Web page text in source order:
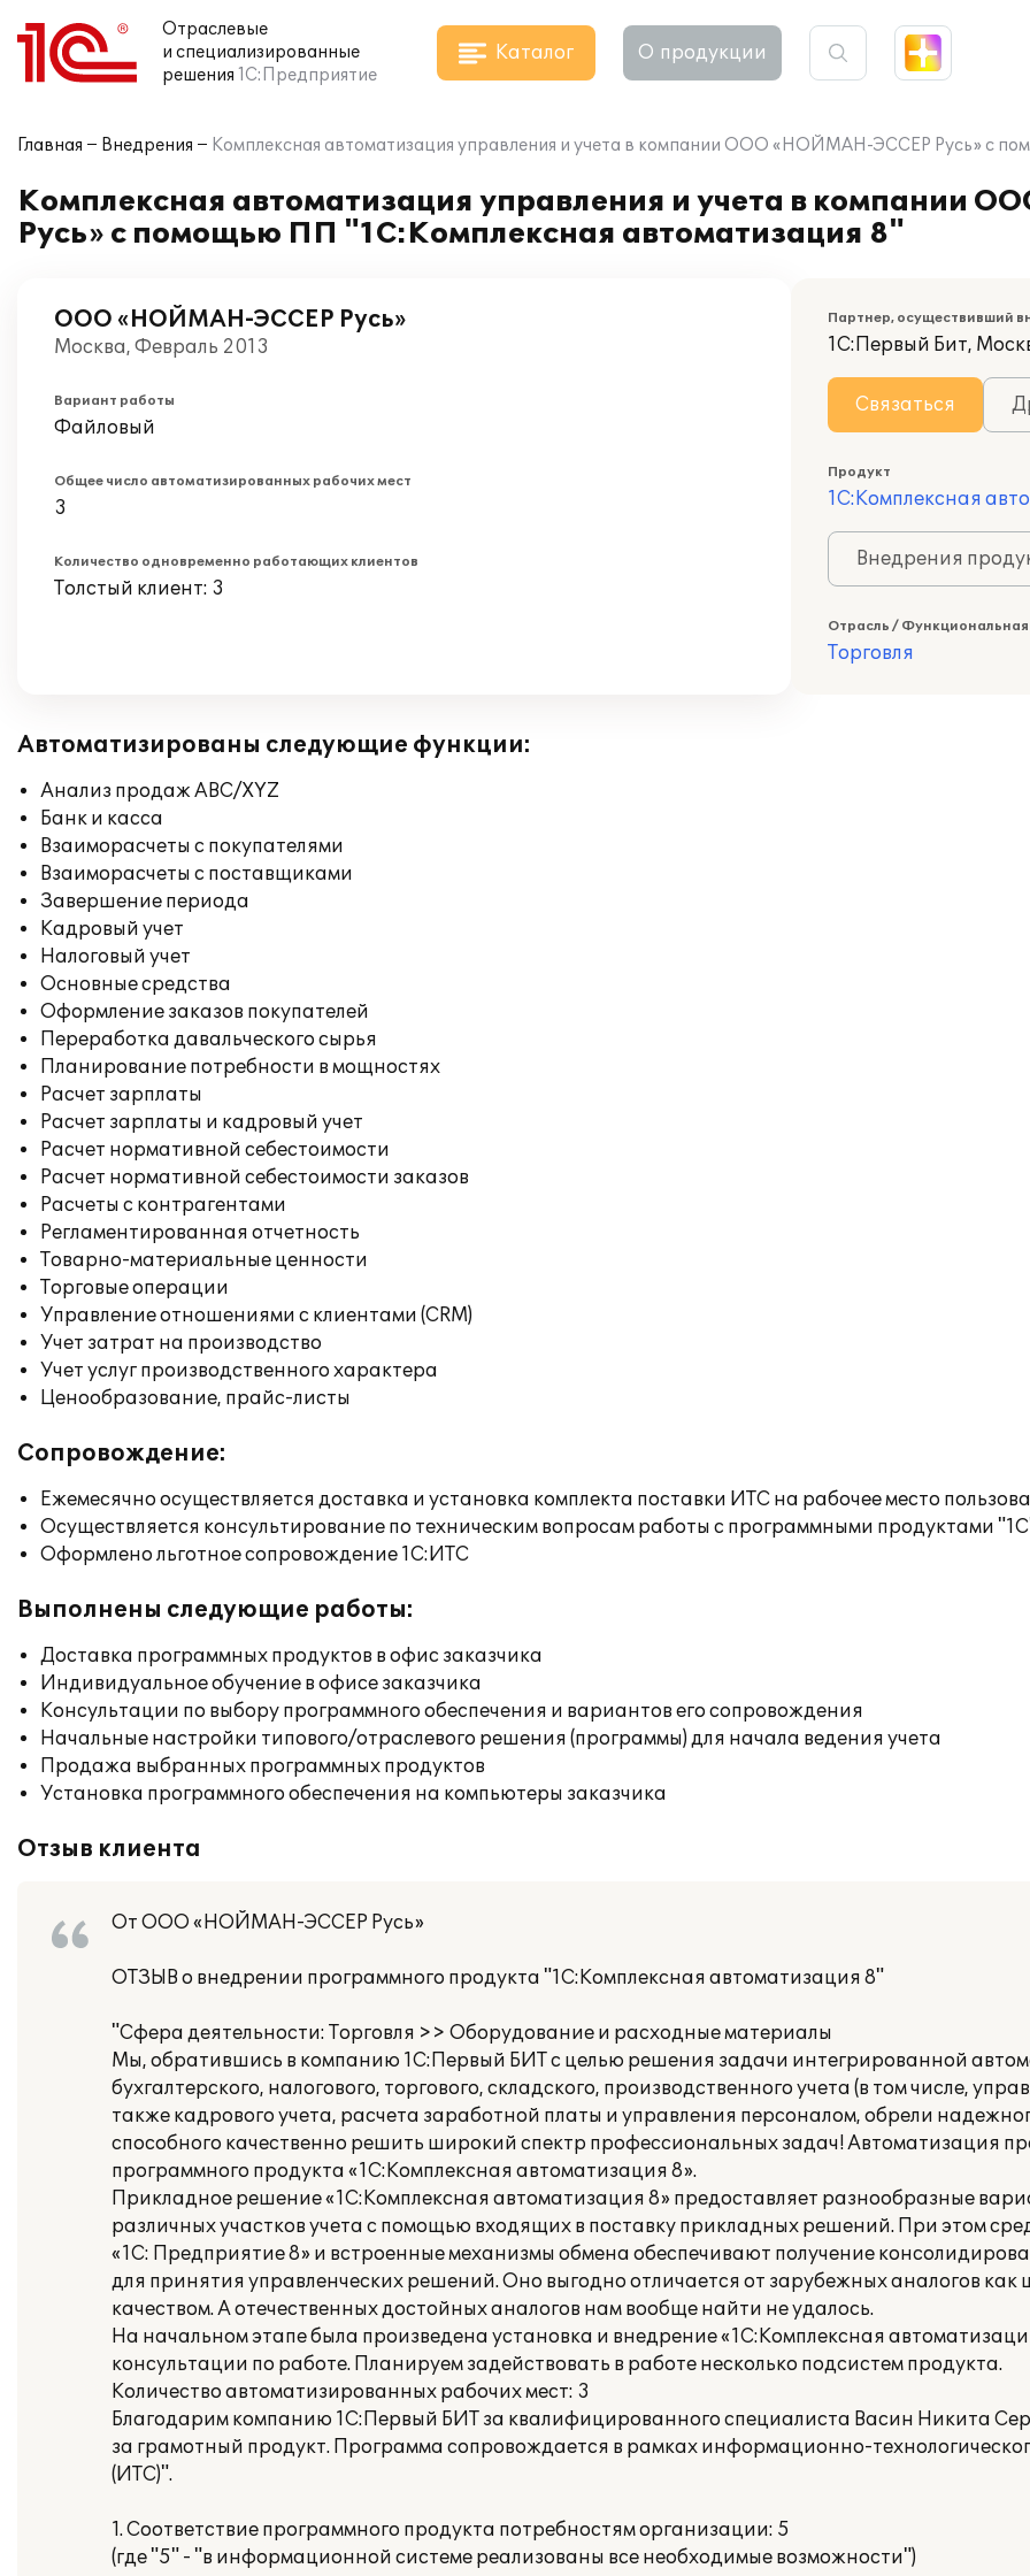
Отраслевые
и специализированные
решения 1С:Предприятие
Каталог О продукции
Главная Внедрения Комплексная автоматизация управления и учета в компании ООО «НОЙМАН-ЭССЕР Русь» с
Комплексная автоматизация управления и учета в компании
Русь» с помощью ПП "1С:Комплексная автоматизация 8"
ООО «НОЙМАН-ЭССЕР Русь»
Москва, Февраль 2013
Вариант работы
Файловый
Общее число автоматизированных рабочих мест
3
Количество одновременно работающих клиентов
Толстый клиент: 3
Партнер, осуществивший
1С:Первый Бит,
Связаться
Продукт
1С:Комплексная
Внедрения
Отрасль / Функциональная
Торговля
Автоматизированы следующие функции:
Анализ продаж ABC/XYZ
Банк и касса
Взаиморасчеты с покупателями
Взаиморасчеты с поставщиками
Завершение периода
Кадровый учет
Налоговый учет
Основные средства
Оформление заказов покупателей
Переработка давальческого сырья
Планирование потребности в мощностях
Расчет зарплаты
Расчет зарплаты и кадровый учет
Расчет нормативной себестоимости
Расчет нормативной себестоимости заказов
Расчеты с контрагентами
Регламентированная отчетность
Товарно-материальные ценности
Торговые операции
Управление отношениями с клиентами (CRM)
Учет затрат на производство
Учет услуг производственного характера
Ценообразование, прайс-листы
Сопровождение:
Ежемесячно осуществляется доставка и установка комплекта поставки ИТС на рабочее место
Осуществляется консультирование по техническим вопросам работы с программными продуктами
Оформлено льготное сопровождение 1С:ИТС
Выполнены следующие работы:
Доставка программных продуктов в офис заказчика
Индивидуальное обучение в офисе заказчика
Консультации по выбору программного обеспечения и вариантов его сопровождения
Начальные настройки типового/отраслевого решения (программы) для начала ведения учета
Продажа выбранных программных продуктов
Установка программного обеспечения на компьютеры заказчика
Отзыв клиента
От ООО «НОЙМАН-ЭССЕР Русь»
ОТЗЫВ о внедрении программного продукта "1С:Комплексная автоматизация 8"
"Сфера деятельности: Торговля >> Оборудование и расходные материалы
Мы, обратившись в компанию 1С:Первый БИТ с целью решения задачи интегрированной
бухгалтерского, налогового, торгового, складского, производственного учета (в том числе,
также кадрового учета, расчета заработной платы и управления персоналом, обрели
способного качественно решить широкий спектр профессиональных задач! Автоматизация
программного продукта «1С:Комплексная автоматизация 8».
Прикладное решение «1С:Комплексная автоматизация 8» предоставляет разнообразные
различных участков учета с помощью входящих в поставку прикладных решений. При этом
«1С: Предприятие 8» и встроенные механизмы обмена обеспечивают получение
для принятия управленческих решений. Оно выгодно отличается от зарубежных аналогов как
качеством. А отечественных достойных аналогов нам вообще найти не удалось.
На начальном этапе была произведена установка и внедрение «1С:Комплексная
консультации по работе. Планируем задействовать в работе несколько подсистем продукта.
Количество автоматизированных рабочих мест: 3
Благодарим компанию 1С:Первый БИТ за квалифицированного специалиста Васин Никита
за грамотный продукт. Программа сопровождается в рамках информационно-
(ИТС)".
1. Соответствие программного продукта потребностям организации: 5
(где "5" - "в информационной системе реализованы все необходимые возможности")